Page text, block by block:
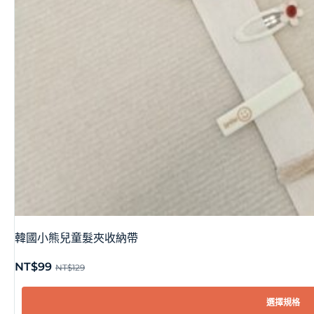
韓國小熊兒童髮夾收納帶
NT$129
NT$99
選擇規格